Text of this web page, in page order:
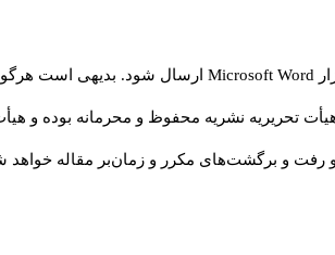
Microsoft Word ارسال شود. بدیهی است
تحریریه نشریه محفوظ و محرمانه بوده و
رفت و برگشت‌‌های مکرر و زمان‌بر مقاله خواهد